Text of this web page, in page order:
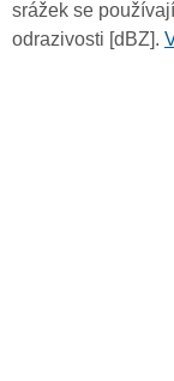
srážek se
odrazivosti [dBZ].